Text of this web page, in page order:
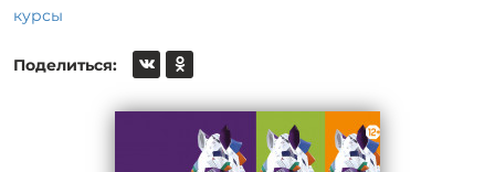
курсы
Поделиться: